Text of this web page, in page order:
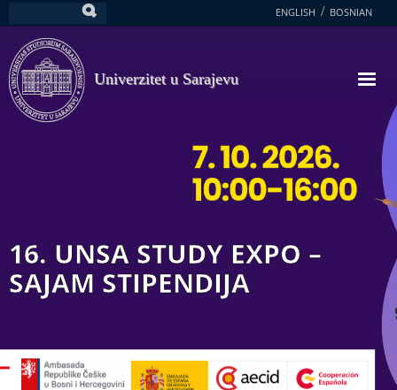
na
glavni
sadržaj
ENGLISH BOSNIAN
Univerzitet u Sarajevu
16. UNSA STUDY EXPO –
SAJAM STIPENDIJA